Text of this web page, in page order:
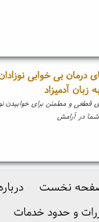
درمان بی خوابی
زبان آدمیزاد
قطعی و مطمئن برای خوابیدن
شما در آرامش
نخست
و حدود خدمات